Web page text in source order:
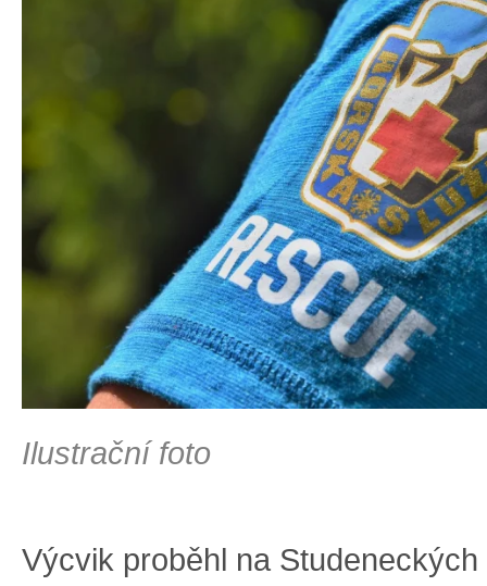
Ilustrační foto
Výcvik proběhl na